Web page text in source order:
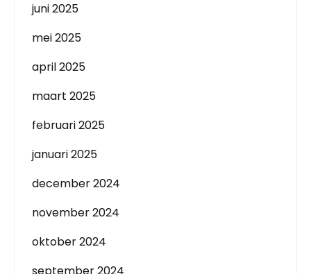
juni 2025
mei 2025
april 2025
maart 2025
februari 2025
januari 2025
december 2024
november 2024
oktober 2024